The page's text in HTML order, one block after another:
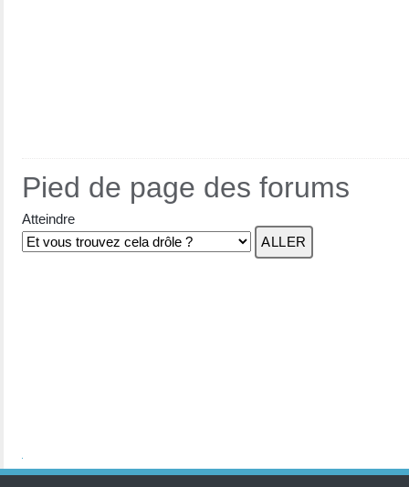
Pied de page des forums
Atteindre